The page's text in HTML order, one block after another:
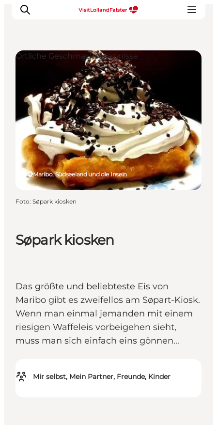
Natur und Outdoor
Familienurlaub
Kultur
Gastronomie
Urlaubsplaner
Søpark kiosken
Das größte und beliebteste Eis von
Maribo gibt es zweifellos am Søpart-Kiosk.
Wenn man einmal jemanden mit einem
riesigen Waffeleis vorbeigehen sieht,
muss man sich einfach eins gönnen...
Mir selbst, Mein Partner, Freunde, Kinder
Maribo, Südseeland und die Inseln
Örtliche Geschmackserlebnisse
Foto: Søpark kiosken